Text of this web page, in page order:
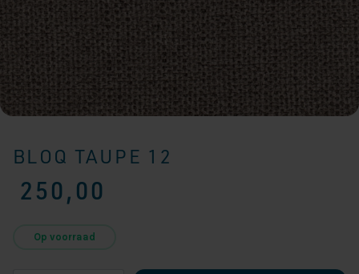
BLOQ TAUPE 12
250,00
Op voorraad